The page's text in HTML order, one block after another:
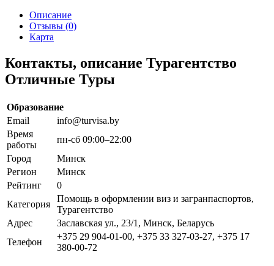
Описание
Отзывы (0)
Карта
Контакты, описание Турагентство
Отличные Туры
Образование
Email
info@turvisa.by
Время
работы
пн-сб 09:00–22:00
Город
Минск
Регион
Минск
Рейтинг
0
Категория
Помощь в оформлении виз и загранпаспортов,
Турагентство
Адрес
Заславская ул., 23/1, Минск, Беларусь
Телефон
+375 29 904-01-00, +375 33 327-03-27, +375 17
380-00-72